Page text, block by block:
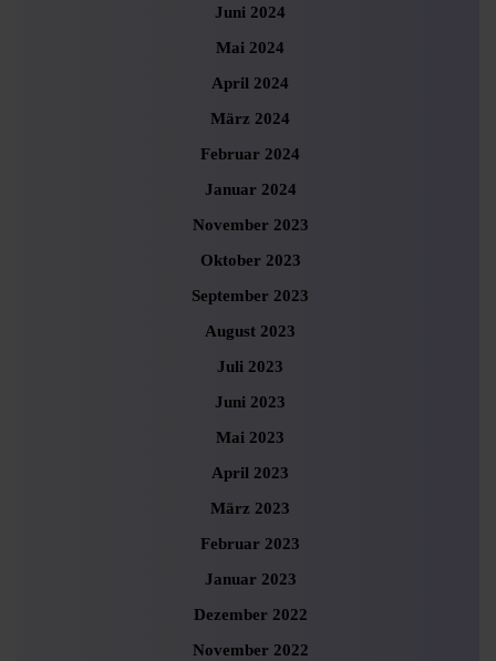
Juni 2024
Mai 2024
April 2024
März 2024
Februar 2024
Januar 2024
November 2023
Oktober 2023
September 2023
August 2023
Juli 2023
Juni 2023
Mai 2023
April 2023
März 2023
Februar 2023
Januar 2023
Dezember 2022
November 2022